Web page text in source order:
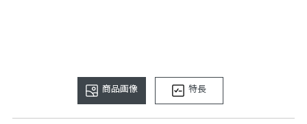
商品画像 特長